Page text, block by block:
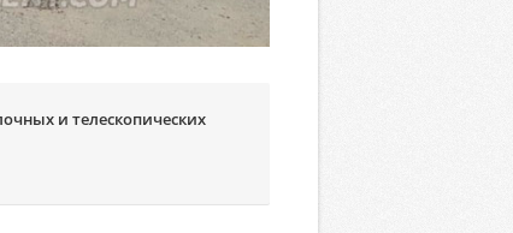
и телескопических